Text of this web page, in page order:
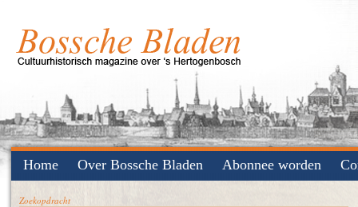
Home Over Bossche Bladen Abonnee worden
Zoekopdracht